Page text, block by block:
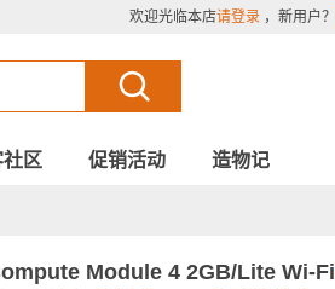
欢迎光临本店请登录 ，新用户？
社区 促销活动 造物记
Module 4 2GB/Lite Wi-Fi